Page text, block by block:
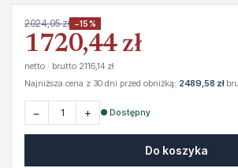
2024,05 zł −15%
1720,44 zł
netto · brutto 2116,14 zł
Najniższa cena z 30 dni przed obniżką: 2489,58 zł
− + ● Dostępny
Do koszyka